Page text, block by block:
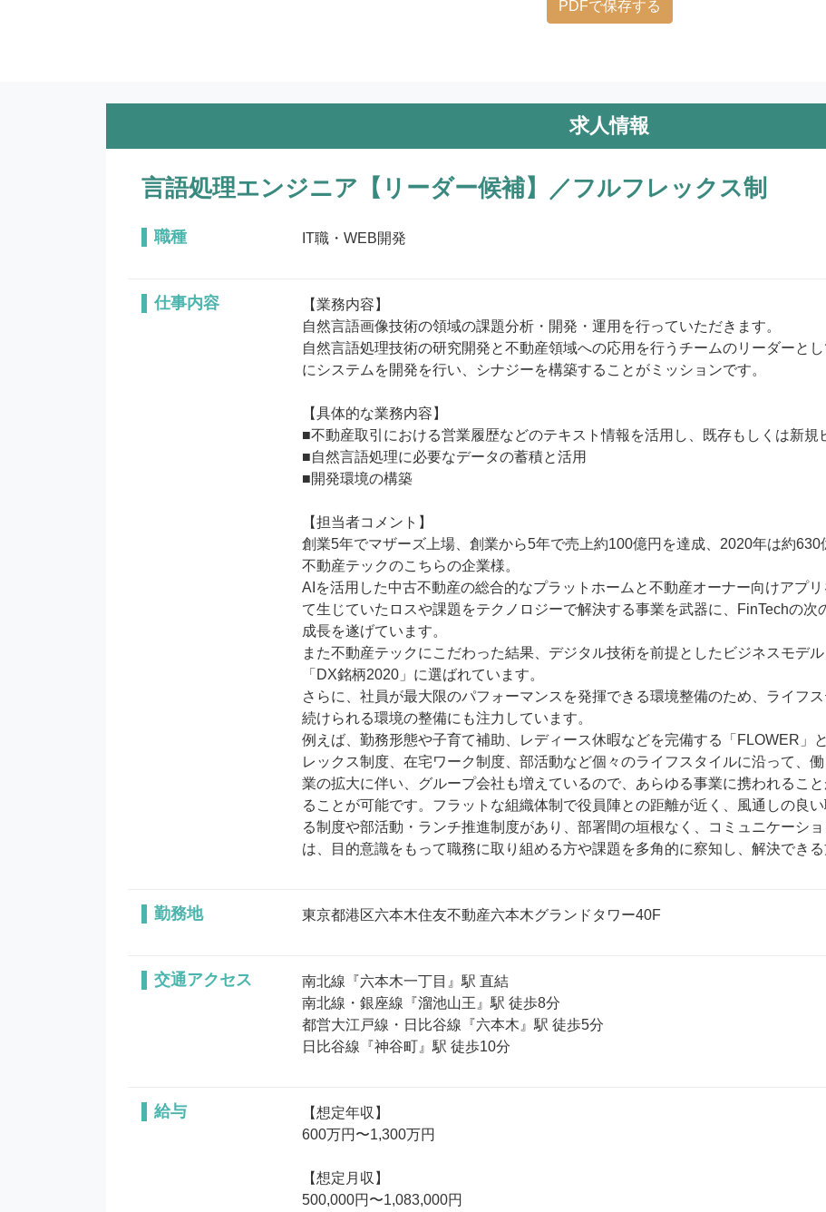
PDFで保存する
求人情報
言語処理エンジニア【リーダー候補】／フルフレックス制
職種 IT職・WEB開発
仕事内容
【業務内容】
自然言語画像技術の領域の課題分析・開発・運用を行っていただきます。
自然言語処理技術の研究開発と不動産領域への応用を行うチームのリーダーと
にシステムを開発を行い、シナジーを構築することがミッションです。
【具体的な業務内容】
■不動産取引における営業履歴などのテキスト情報を活用し、既存もしくは新規
■自然言語処理に必要なデータの蓄積と活用
■開発環境の構築
【担当者コメント】
創業5年でマザーズ上場、創業から5年で売上約100億円を達成、2020年は約
不動産テックのこちらの企業様。
AIを活用した中古不動産の総合的なプラットホームと不動産オーナー向けアプ
て生じていたロスや課題をテクノロジーで解決する事業を武器に、FinTechの
成長を遂げています。
また不動産テックにこだわった結果、デジタル技術を前提としたビジネスモデ
「DX銘柄2020」に選ばれています。
さらに、社員が最大限のパフォーマンスを発揮できる環境整備のため、ライフ
続けられる環境の整備にも注力しています。
例えば、勤務形態や子育て補助、レディース休暇などを完備する「FLOWER」
レックス制度、在宅ワーク制度、部活動など個々のライフスタイルに沿って、
業の拡大に伴い、グループ会社も増えているので、あらゆる事業に携われるこ
ることが可能です。フラットな組織体制で役員陣との距離が近く、風通しの良
る制度や部活動・ランチ推進制度があり、部署間の垣根なく、コミュニケーシ
は、目的意識をもって職務に取り組める方や課題を多角的に察知し、解決できる
勤務地 東京都港区六本木住友不動産六本木グランドタワー40F
交通アクセス
南北線『六本木一丁目』駅 直結
南北線・銀座線『溜池山王』駅 徒歩8分
都営大江戸線・日比谷線『六本木』駅 徒歩5分
日比谷線『神谷町』駅 徒歩10分
給与
【想定年収】
600万円〜1,300万円
【想定月収】
500,000円〜1,083,000円